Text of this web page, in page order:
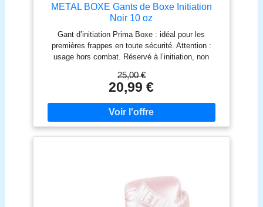
METAL BOXE Gants de Boxe Initiation
Noir 10 oz
Gant d’initiation Prima Boxe : idéal pour les
premières frappes en toute sécurité. Attention :
usage hors combat. Réservé à l’initiation, non
Mousse préformée confortable : bonne absorption et
protection, avec une forme proche des gants haut
de gamme. Adapté aux frappes légères : conçu
spécialement pour l’apprentissage et les exercices
sans contact. Fermeture velcro au poignet : serrage
simple et rapide pour un maintien efficace.
25,00 €
20,99 €